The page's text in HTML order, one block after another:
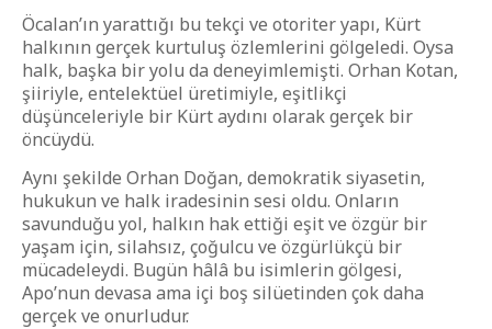
Öcalan’ın yarattığı bu tekçi ve otoriter yapı, Kürt
halkının gerçek kurtuluş özlemlerini gölgeledi. Oysa
halk, başka bir yolu da deneyimlemişti. Orhan Kotan,
şiiriyle, entelektüel üretimiyle, eşitlikçi
düşünceleriyle bir Kürt aydını olarak gerçek bir
öncüydü.
Aynı şekilde Orhan Doğan, demokratik siyasetin,
hukukun ve halk iradesinin sesi oldu. Onların
savunduğu yol, halkın hak ettiği eşit ve özgür bir
yaşam için, silahsız, çoğulcu ve özgürlükçü bir
mücadeleydi. Bugün hâlâ bu isimlerin gölgesi,
Apo’nun devasa ama içi boş silüetinden çok daha
gerçek ve onurludur.